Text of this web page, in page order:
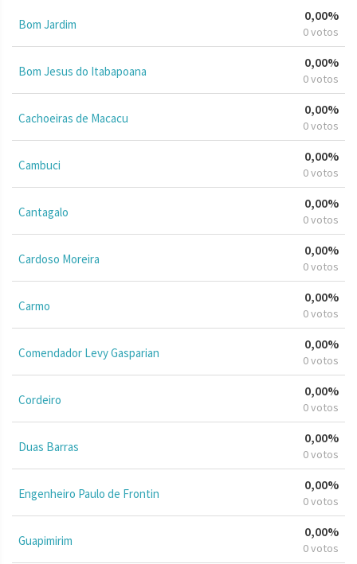
Bom Jardim
0,00%
0 votos
Bom Jesus do Itabapoana
0,00%
0 votos
Cachoeiras de Macacu
0,00%
0 votos
Cambuci
0,00%
0 votos
Cantagalo
0,00%
0 votos
Cardoso Moreira
0,00%
0 votos
Carmo
0,00%
0 votos
Comendador Levy Gasparian
0,00%
0 votos
Cordeiro
0,00%
0 votos
Duas Barras
0,00%
0 votos
Engenheiro Paulo de Frontin
0,00%
0 votos
Guapimirim
0,00%
0 votos